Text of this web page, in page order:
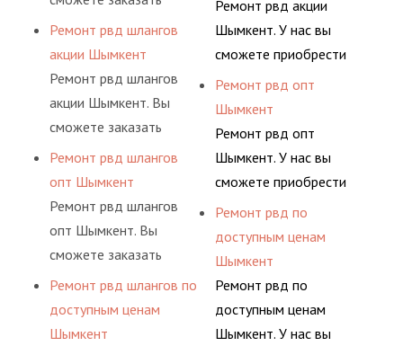
гидросистем Вашего
предприятия.
сервис РВД на разовой
основе либо на
условиях
долговременного
комплексного
гидросистем Вашего
Ремонт рвд шлангов
акции Шымкент
Ремонт рвд шлангов
акции Шымкент. Вы
сможете заказать
сервис РВД на разовой
основе либо на
условиях
долговременного
комплексного
гидросистем Вашего
предприятия.
Ремонт рвд шлангов
опт Шымкент
Ремонт рвд шлангов
опт Шымкент. Вы
сможете заказать
сервис РВД на разовой
основе либо на
условиях
Ремонт рвд шлангов по
доступным ценам
Шымкент
высококвалифицирован
помогут решить любую
сложную задачу.
АДЫМ Инжиниринг
предлагает ремонт
давления. Ремонт
высококвалифицирован
помогут решить любую
сложную задачу.
Ремонт рвд акции
Шымкент. У нас вы
сможете приобрести
рукав с разными
фитингами и
комплектующими,
АДЫМ Инжиниринг
предлагает ремонт
давления. Ремонт
шлангов производится
ными спецами, которые
помогут решить любую
Ремонт рвд опт
Шымкент
Ремонт рвд опт
Шымкент. У нас вы
сможете приобрести
рукав с разными
фитингами и
комплектующими,
АДЫМ Инжиниринг
предлагает ремонт
шлангов высокого
Ремонт рвд по
доступным ценам
Шымкент
Ремонт рвд по
доступным ценам
Шымкент. У нас вы